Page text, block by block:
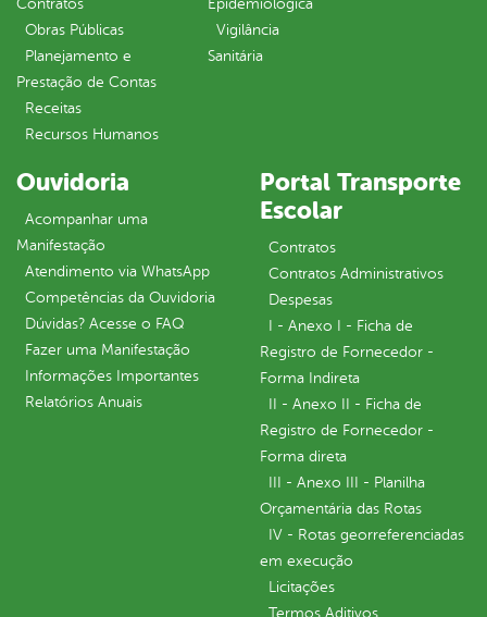
Contratos
Obras Públicas
Planejamento e
Prestação de Contas
Receitas
Recursos Humanos
Epidemiológica
Vigilância
Sanitária
Ouvidoria
Acompanhar uma
Manifestação
Atendimento via WhatsApp
Competências da Ouvidoria
Dúvidas? Acesse o FAQ
Fazer uma Manifestação
Informações Importantes
Relatórios Anuais
Portal Transporte
Escolar
Contratos
Contratos Administrativos
Despesas
I - Anexo I - Ficha de
Registro de Fornecedor -
Forma Indireta
II - Anexo II - Ficha de
Registro de Fornecedor -
Forma direta
III - Anexo III - Planilha
Orçamentária das Rotas
IV - Rotas georreferenciadas
em execução
Licitações
Termos Aditivos